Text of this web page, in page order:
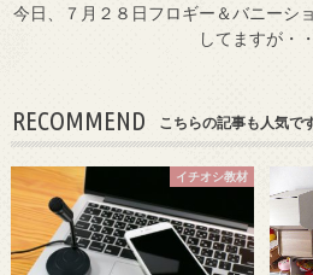
今日、７月２８日フロギー＆バニーシ
してますが・
RECOMMEND こちらの記事も人気です
イチオシ教材